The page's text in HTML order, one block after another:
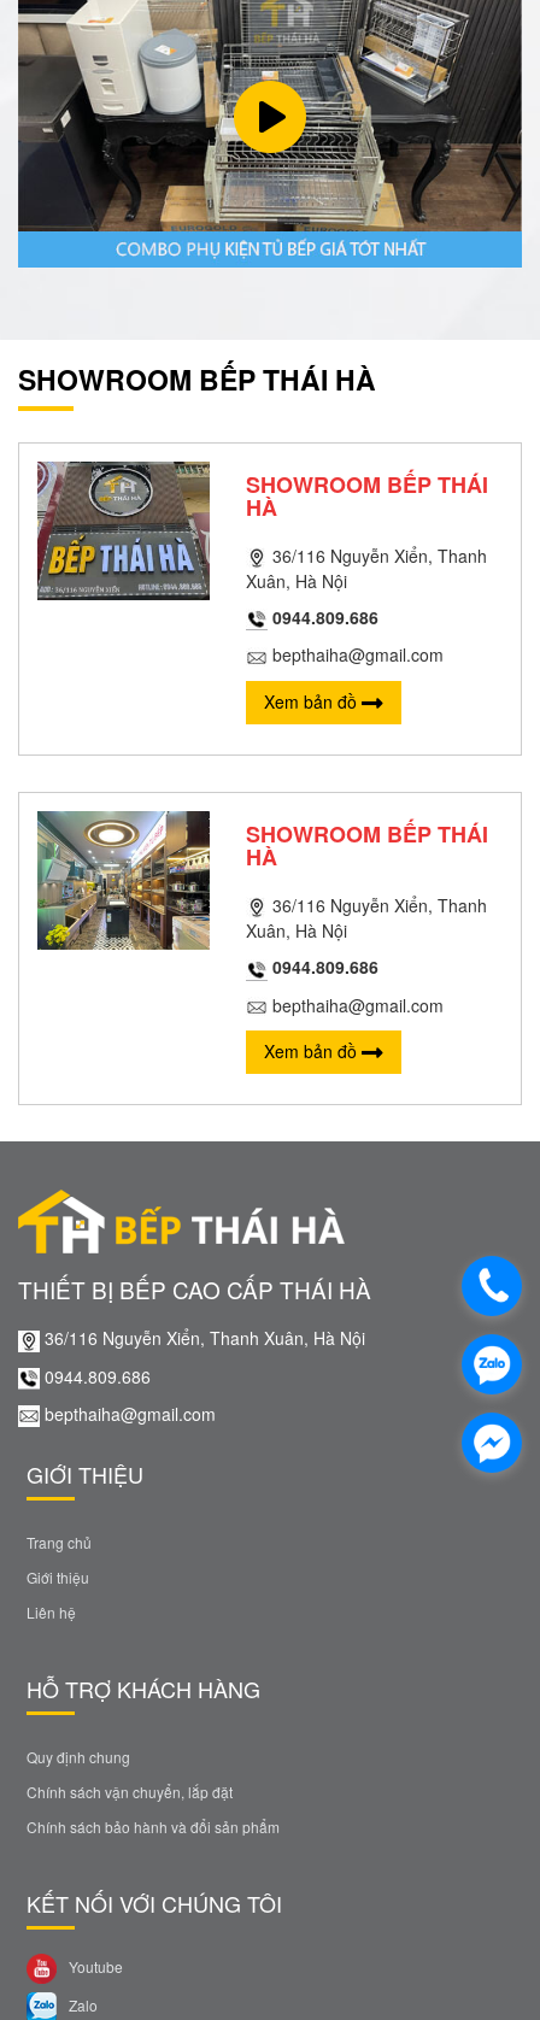
SHOWROOM BẾP THÁI HÀ
SHOWROOM BẾP THÁI
HÀ
36/116 Nguyễn Xiển, Thanh
Xuân, Hà Nội
0944.809.686
bepthaiha@gmail.com
Xem bản đồ
SHOWROOM BẾP THÁI
HÀ
36/116 Nguyễn Xiển, Thanh
Xuân, Hà Nội
0944.809.686
bepthaiha@gmail.com
Xem bản đồ
THIẾT BỊ BẾP CAO CẤP THÁI HÀ
36/116 Nguyễn Xiển, Thanh Xuân, Hà Nội
0944.809.686
bepthaiha@gmail.com
GIỚI THIỆU
Trang chủ
Giới thiệu
Liên hệ
HỖ TRỢ KHÁCH HÀNG
Quy định chung
Chính sách vận chuyển, lắp đặt
Chính sách bảo hành và đổi sản phẩm
KẾT NỐI VỚI CHÚNG TÔI
Youtube
Zalo